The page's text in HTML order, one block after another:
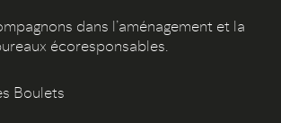
dans l’aménagement et la
écoresponsables.
Boulets